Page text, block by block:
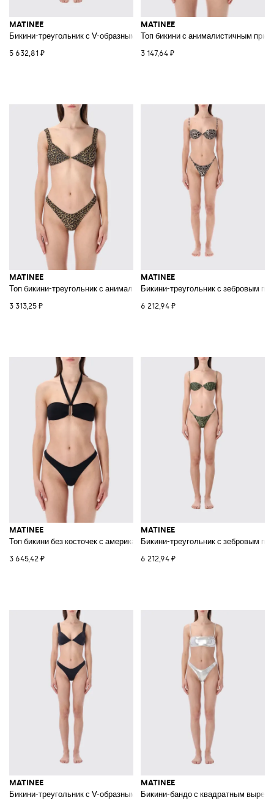
MATINEE
Бикини-треугольник с V-образным вырезом и плавками-бразильяна
5 632,81 ₽
MATINEE
Топ бикини с анималистичным
3 147,64 ₽
MATINEE
Топ бикини-треугольник с анималистичным принтом и V-образным
3 313,25 ₽
MATINEE
Бикини-треугольник с зебровым
6 212,94 ₽
MATINEE
Топ бикини без косточек с американской проймой и вырезом сердечком
3 645,42 ₽
MATINEE
Бикини-треугольник с зебровым
6 212,94 ₽
MATINEE
Бикини-треугольник с V-образным вырезом и плавками-бразильяна
MATINEE
Бикини-бандо с квадратным